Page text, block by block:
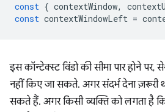
const { contextWindow,
const contextWindowLeft =
इस कॉन्टेक्स्ट विंडो की सीमा पार होने
नहीं किए जा सकते. अगर संदर्भ देना ज़रूरी
सकते हैं. अगर किसी व्यक्ति को लगता है